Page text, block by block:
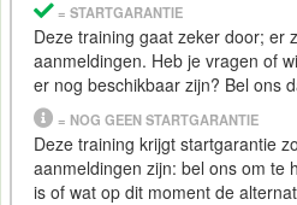
= STARTGARANTIE
Deze training gaat zeker door; er
aanmeldingen. Heb je vragen of
er nog beschikbaar zijn? Bel ons
= NOG GEEN STARTGARANTIE
Deze training krijgt startgarantie
aanmeldingen zijn: bel ons om te
is of wat op dit moment de